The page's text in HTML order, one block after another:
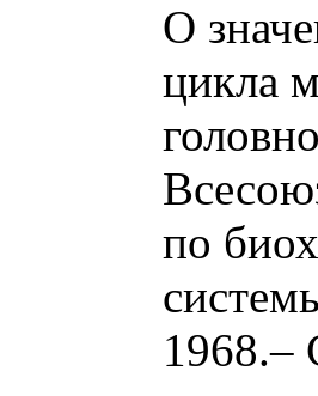
О
цикла
по
1968.–